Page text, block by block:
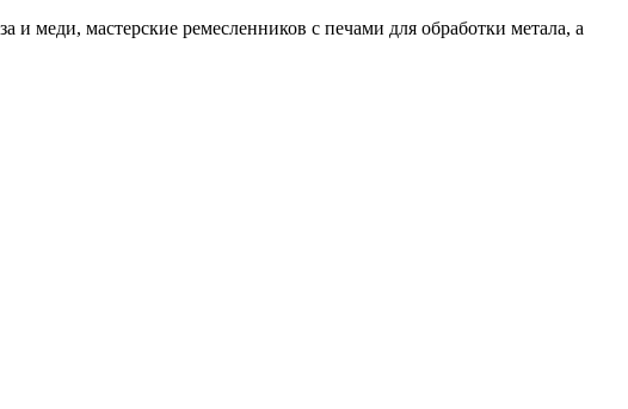
меди, мастерские ремесленников с печами для обработки метала, а